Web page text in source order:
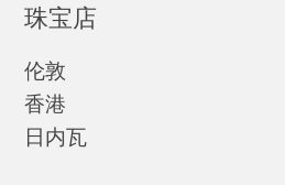
珠宝店
伦敦
香港
日内瓦